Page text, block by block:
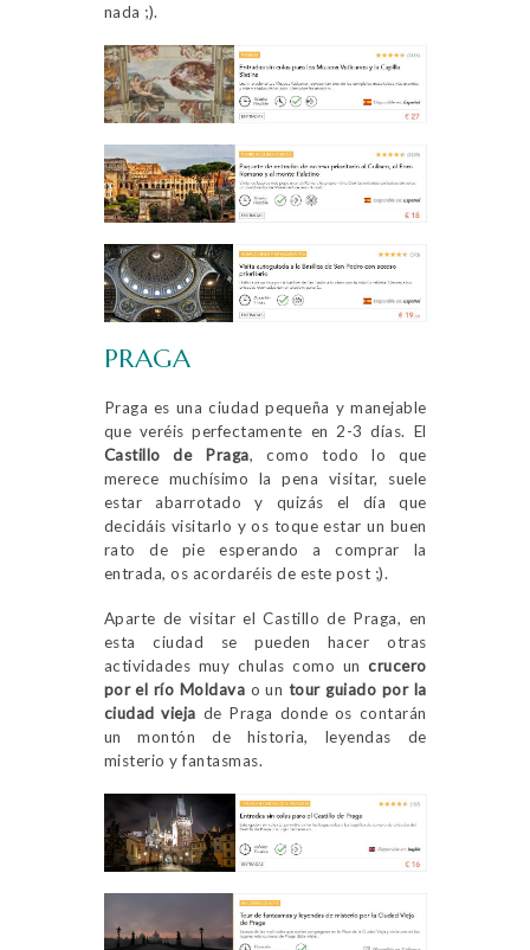
nada ;).
PRAGA
Praga es una ciudad pequeña y manejable
que veréis perfectamente en 2-3 días. El
Castillo de Praga, como todo lo que
merece muchísimo la pena visitar, suele
estar abarrotado y quizás el día que
decidáis visitarlo y os toque estar un buen
rato de pie esperando a comprar la
entrada, os acordaréis de este post ;).
Aparte de visitar el Castillo de Praga, en
esta ciudad se pueden hacer otras
actividades muy chulas como un crucero
por el río Moldava o un tour guiado por la
ciudad vieja de Praga donde os contarán
un montón de historia, leyendas de
misterio y fantasmas.